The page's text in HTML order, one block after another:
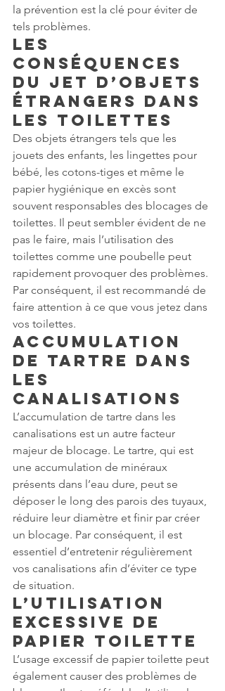
la prévention est la clé pour éviter de
tels problèmes.
Les
conséquences
du jet d’objets
étrangers dans
les toilettes
Des objets étrangers tels que les
jouets des enfants, les lingettes pour
bébé, les cotons-tiges et même le
papier hygiénique en excès sont
souvent responsables des blocages de
toilettes. Il peut sembler évident de ne
pas le faire, mais l’utilisation des
toilettes comme une poubelle peut
rapidement provoquer des problèmes.
Par conséquent, il est recommandé de
faire attention à ce que vous jetez dans
vos toilettes.
Accumulation
de tartre dans
les
canalisations
L’accumulation de tartre dans les
canalisations est un autre facteur
majeur de blocage. Le tartre, qui est
une accumulation de minéraux
présents dans l’eau dure, peut se
déposer le long des parois des tuyaux,
réduire leur diamètre et finir par créer
un blocage. Par conséquent, il est
essentiel d’entretenir régulièrement
vos canalisations afin d’éviter ce type
de situation.
L’utilisation
excessive de
papier toilette
L’usage excessif de papier toilette peut
également causer des problèmes de